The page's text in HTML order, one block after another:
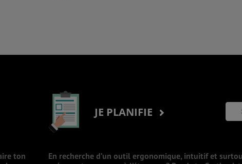
ton
JE PLANIFIE
En recherche d’un outil ergonomique, intuitif et